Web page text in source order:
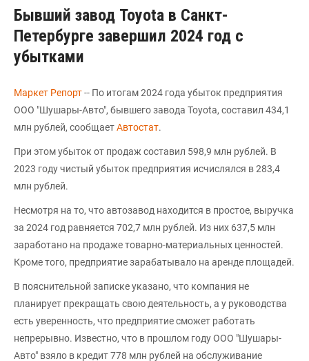
Бывший завод Toyota в Санкт-
Петербурге завершил 2024 год с
убытками
Маркет Репорт-- По итогам 2024 года убыток предприятия
ООО "Шушары-Авто", бывшего завода Toyota, составил 434,1
млн рублей, сообщаетАвтостат.
При этом убыток от продаж составил 598,9 млн рублей. В
2023 году чистый убыток предприятия исчислялся в 283,4
млн рублей.
Несмотря на то, что автозавод находится в простое, выручка
за 2024 год равняется 702,7 млн рублей. Из них 637,5 млн
заработано на продаже товарно-материальных ценностей.
Кроме того, предприятие зарабатывало на аренде площадей.
В пояснительной записке указано, что компания не
планирует прекращать свою деятельность, а у руководства
есть уверенность, что предприятие сможет работать
непрерывно. Известно, что в прошлом году ООО "Шушары-
Авто" взяло в кредит 778 млн рублей на обслуживание